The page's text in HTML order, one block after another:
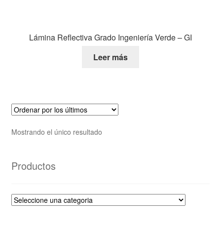
Lámina Reflectiva Grado Ingeniería Verde – GI
Leer más
Mostrando el único resultado
Productos